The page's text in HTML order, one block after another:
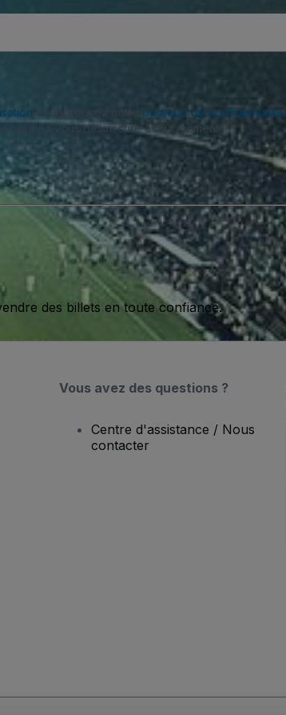
et approuvez notre politique de confidentialité
pouvez vous désinscrire à tout moment.
des billets en toute confiance.
Vous avez des questions ?
Centre d'assistance / Nous
contacter